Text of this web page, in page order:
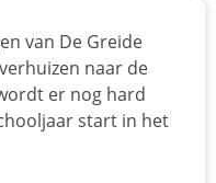
van De Greide
naar de
er nog hard
start in het